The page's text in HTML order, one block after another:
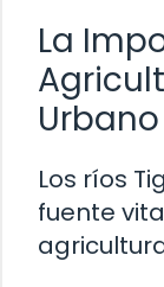
La
Urbano
Los ríos
fuente